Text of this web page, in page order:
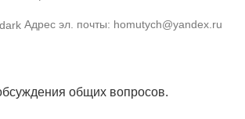
Адрес эл. почты: homutych@yandex.ru
общих вопросов.